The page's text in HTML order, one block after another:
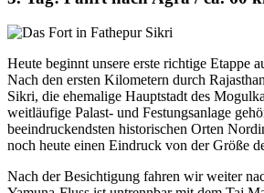
Heute beginnt unsere erste richtige Etappe
Nach den ersten Kilometern durch
Sikri, die ehemalige Hauptstadt des
weitläufige Palast- und Festungsanlage
beeindruckendsten historischen Orten
noch heute einen Eindruck von der Größe
Nach der Besichtigung fahren wir weiter